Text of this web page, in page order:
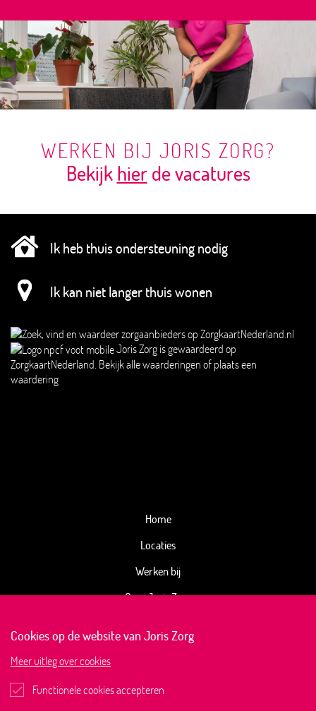
WERKEN BIJ JORIS ZORG?
Bekijkhierde vacatures
Joris Zorg is gewaardeerd op
ZorgkaartNederland. Bekijk alle waarderingen of plaats een
waardering
Home
Locaties
Werken bij
Over Joris Zorg
Ik heb thuis ondersteuning nodig
Ik kan niet langer thuis wonen
Cookies op de website van Joris Zorg
Meer uitleg over cookies
Functionele cookies accepteren